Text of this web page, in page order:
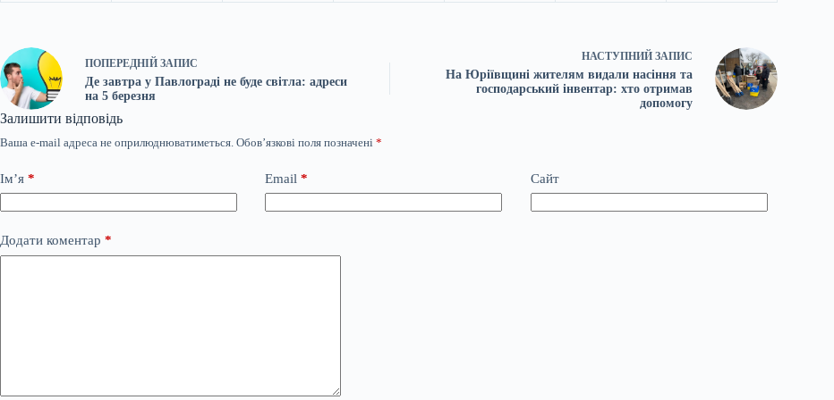
ПОПЕРЕДНІЙ ЗАПИС
Де завтра у Павлограді не буде світла: адреси
на 5 березня
НАСТУПНИЙ ЗАПИС
На Юріївщині жителям видали насіння та
господарський інвентар: хто отримав
допомогу
Залишити відповідь
Ваша e-mail адреса не оприлюднюватиметься. Обов’язкові поля позначені *
Ім’я * Email * Сайт
Додати коментар *